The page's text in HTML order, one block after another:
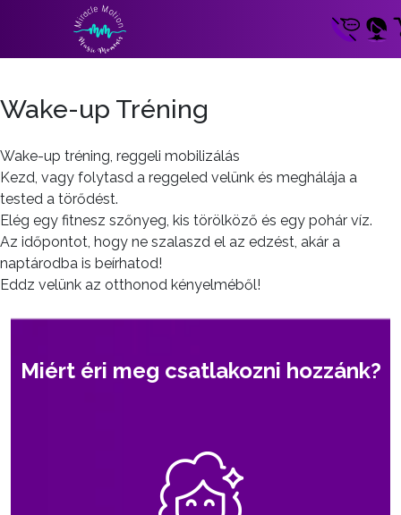
Wake-up Tréning
Wake-up tréning, reggeli mobilizálás
Kezd, vagy folytasd a reggeled velünk és meghálája a
tested a törődést.
Elég egy fitnesz szőnyeg, kis törölköző és egy pohár víz.
Az időpontot, hogy ne szalaszd el az edzést, akár a
naptárodba is beírhatod!
Eddz velünk az otthonod kényelméből!
Miért éri meg csatlakozni hozzánk?